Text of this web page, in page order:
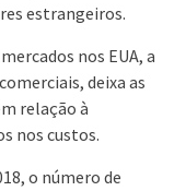
estrangeiros.
nos EUA, a
deixa as
relação à
nos custos.
o número de